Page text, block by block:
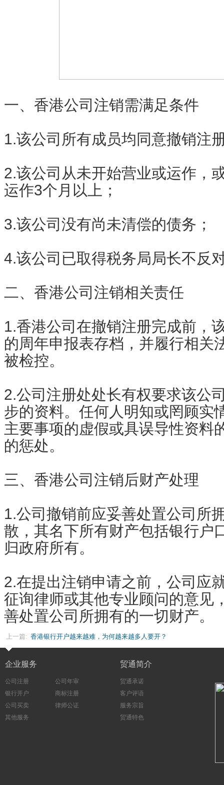
一、香港公司注销需满足条件
1.该公司所有成员均同意撤销注
2.该公司从未开始营业或运作，
运作3个月以上；
3.该公司没有尚未清偿的债务；
4.该公司已取得税务局局长不反
二、香港公司注销相关责任
1.香港公司在撤销注册完成前，
的周年申报表存档，并履行相关
被检控。
2.公司注册处处长有权要求该公
步的资料。任何人明知或罔顾实
主要事项的虚假或具误导性资料
的惩处。
三、香港公司注销后财产处理
1.公司撤销前应妥善处置公司所
散，其名下所有财产包括银行户
归政府所有。
2.在提出注销申请之前，公司应
征询律师或其他专业顾问的意见
善处置公司所拥有的一切财产。
上一篇: 香港银行开户越来越难，为何越来越多人要开？
企业服务
公司注册
公司年审
银行开户
商标注册
公司买卖
律师公证
其他服务
贸通简介
贸通承诺
客户评语
服务宗旨
贸通特色